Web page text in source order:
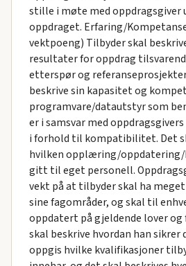
stille i møte med oppdragsgiver
oppdraget. Erfaring/
vektpoeng) Tilbyder skal
resultater for oppdrag
etterspør og
beskrive sin kapasitet og
programvare/datautstyr som
er i samsvar med
i forhold til kompatibilitet. Det
hvilken opplæring/
gitt til eget personell.
vekt på at tilbyder skal ha
sine fagområder, og skal til
oppdatert på gjeldende lover
skal beskrive hvordan han sikrer
oppgis hvilke kvalifikasjoner